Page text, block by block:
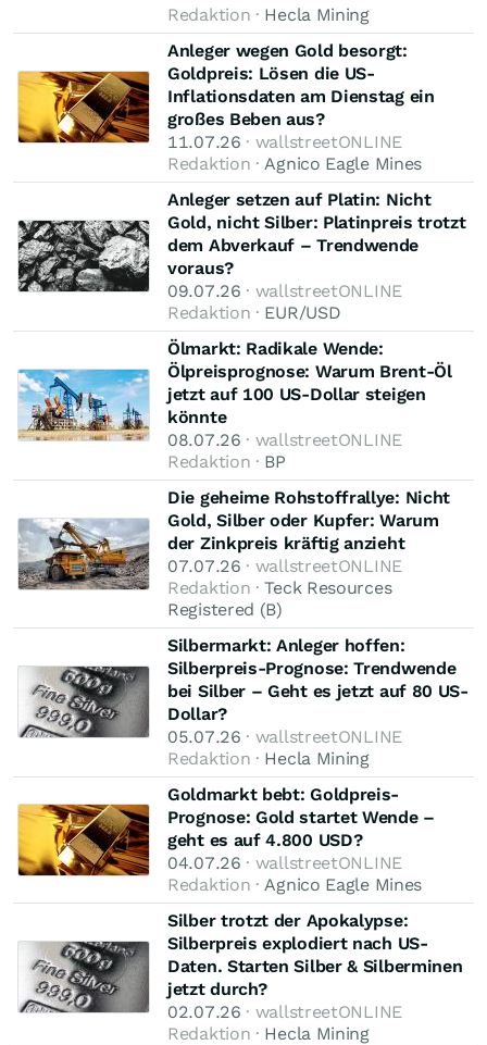
Redaktion · Hecla Mining
Anleger wegen Gold besorgt:
Goldpreis: Lösen die US-
Inflationsdaten am Dienstag ein
großes Beben aus?
11.07.26 · wallstreetONLINE
Redaktion · Agnico Eagle Mines
Anleger setzen auf Platin: Nicht
Gold, nicht Silber: Platinpreis trotzt
dem Abverkauf – Trendwende
voraus?
09.07.26 · wallstreetONLINE
Redaktion · EUR/USD
Ölmarkt: Radikale Wende:
Ölpreisprognose: Warum Brent-Öl
jetzt auf 100 US-Dollar steigen
könnte
08.07.26 · wallstreetONLINE
Redaktion · BP
Die geheime Rohstoffrallye: Nicht
Gold, Silber oder Kupfer: Warum
der Zinkpreis kräftig anzieht
07.07.26 · wallstreetONLINE
Redaktion ·Teck Resources
Registered (B)
Silbermarkt: Anleger hoffen:
Silberpreis-Prognose: Trendwende
bei Silber – Geht es jetzt auf 80 US-
Dollar?
05.07.26 · wallstreetONLINE
Redaktion · Hecla Mining
Goldmarkt bebt: Goldpreis-
Prognose: Gold startet Wende –
geht es auf 4.800 USD?
04.07.26 · wallstreetONLINE
Redaktion · Agnico Eagle Mines
Silber trotzt der Apokalypse:
Silberpreis explodiert nach US-
Daten. Starten Silber & Silberminen
jetzt durch?
02.07.26 · wallstreetONLINE
Redaktion · Hecla Mining